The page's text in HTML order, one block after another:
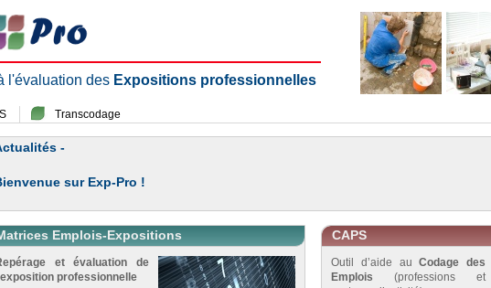
l'évaluation des Expositions professionnelles
Transcodage
-
sur Exp-Pro !
Emplois-Expositions
et évaluation de
professionnelle
CAPS
Outil d’aide auCodage des
Emplois (professions et